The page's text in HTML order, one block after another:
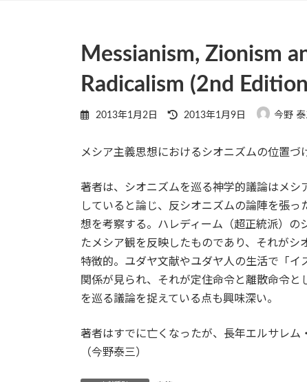
Messianism, Zionism
Radicalism (2nd
2013年1月2日
最
新
時
2013年1月9日 今野 泰
メシア主義思想におけるシオニズムの位置づ
著者は、シオニズムを巡る神学的議論はメ
していると論じ、反シオニズムの論陣を張
想を考察する。ハレディーム（超正統派）
たメシア観を反映したものであり、それが
特徴的。ユダヤ文献やユダヤ人の生活で「
関係が見られ、それが定住命令と離散命令
を巡る議論を捉えている点も興味深い。
著者はすでに亡くなったが、長年エルサレム
（今野泰三）